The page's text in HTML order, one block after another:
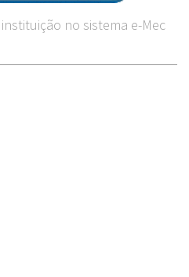
no sistema e-Mec